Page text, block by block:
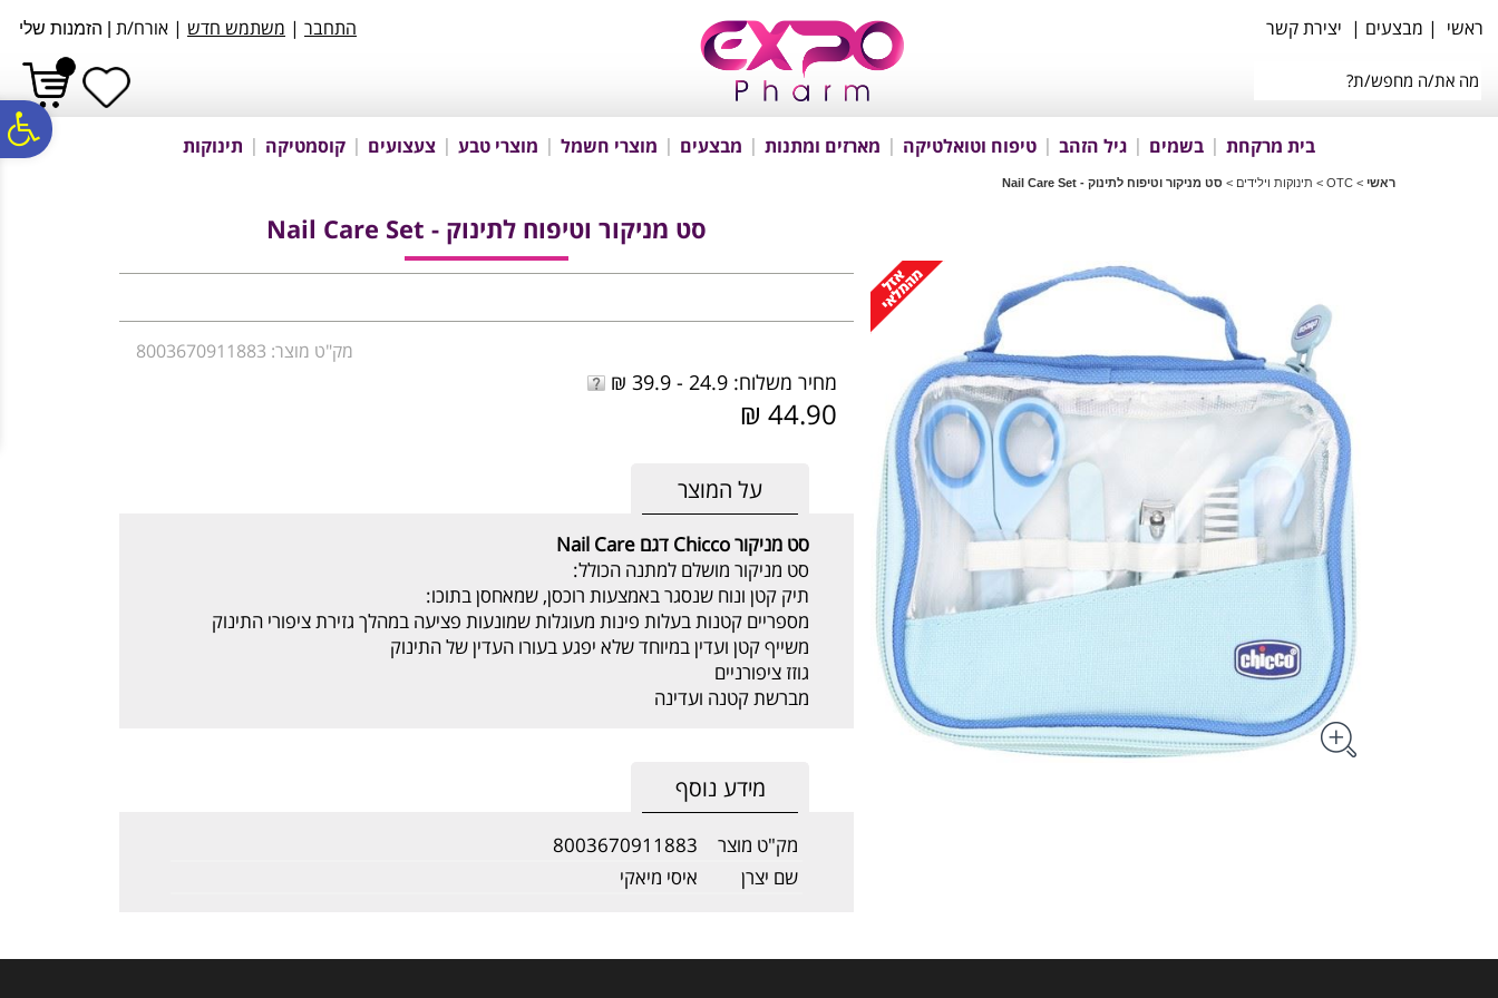
נגישות
אתר
המרכזי
ראשי | מבצעים | יצירת קשר התחבר | משתמש חדש | אורח/ת הזמנות שלי
בית מרקחת בשמים גיל הזהב טיפוח וטואלטיקה מארזים ומתנות מבצעים מוצרי חשמל מוצרי טבע צעצועים קוסמטיקה תינוקות
ראשי >
OTC
> תינוקות וילידים > סט מניקור וטיפוח לתינוק - Nail Care Set
סט מניקור וטיפוח לתינוק - Nail Care Set
מק"ט מוצר: 8003670911883
מחיר משלוח: 24.9 - 39.9 ₪
44.90 ₪
על המוצר
סט מניקור Chicco דגם Nail Care
סט מניקור מושלם למתנה הכולל:
תיק קטן ונוח שנסגר באמצעות רוכסן, שמאחסן בתוכו:
מספריים קטנות בעלות פינות מעוגלות שמונעות פציעה במהלך גזירת ציפורי התינוק
משייף קטן ועדין במיוחד שלא יפגע בעורו העדין של התינוק
גוזז ציפורניים
מברשת קטנה ועדינה
מידע נוסף
מק"ט מוצר
8003670911883
שם יצרן
איסי מיאקי